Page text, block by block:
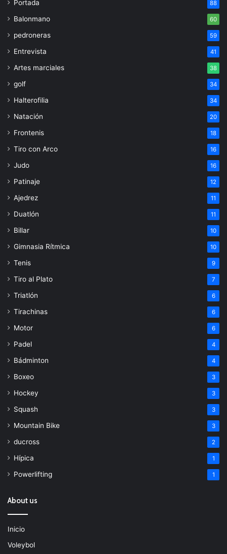
Portada 88
Balonmano 60
pedroneras 59
Entrevista 41
Artes marciales 38
golf 34
Halterofilia 34
Natación 20
Frontenis 18
Tiro con Arco 16
Judo 16
Patinaje 12
Ajedrez 11
Duatlón 11
Billar 10
Gimnasia Rítmica 10
Tenis 9
Tiro al Plato 7
Triatlón 6
Tirachinas 6
Motor 6
Padel 4
Bádminton 4
Boxeo 3
Hockey 3
Squash 3
Mountain Bike 3
ducross 2
Hípica 1
Powerlifting 1
About us
Inicio
Voleybol